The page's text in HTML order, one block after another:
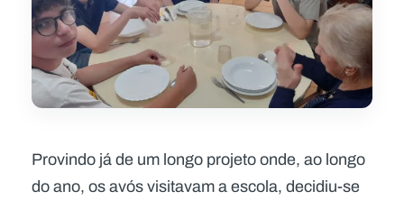
Provindo já de um longo projeto onde, ao longo
do ano, os avós visitavam a escola, decidiu-se